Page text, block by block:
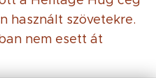
használt szövetekre.
nem esett át